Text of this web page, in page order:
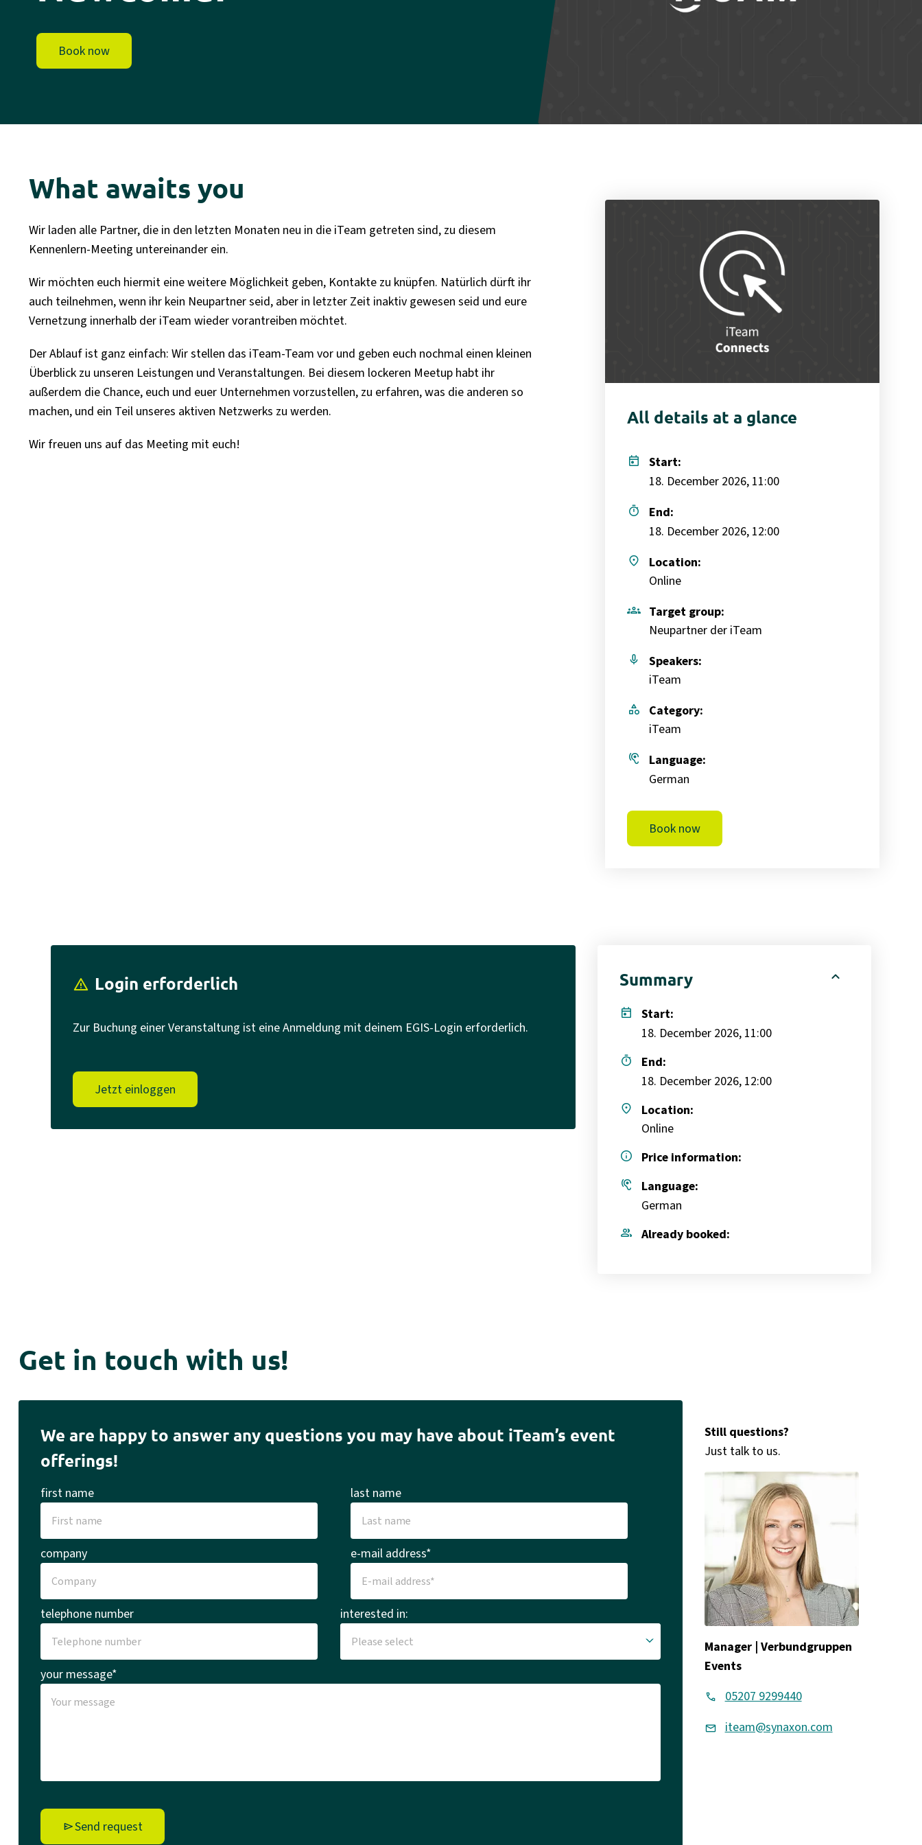
Book now
What awaits you
Wir laden alle Partner, die in den letzten Monaten neu in die iTeam getreten sind, zu diesem
Kennenlern-Meeting untereinander ein.
Wir möchten euch hiermit eine weitere Möglichkeit geben, Kontakte zu knüpfen. Natürlich dürft ihr
auch teilnehmen, wenn ihr kein Neupartner seid, aber in letzter Zeit inaktiv gewesen seid und eure
Vernetzung innerhalb der iTeam wieder vorantreiben möchtet.
Der Ablauf ist ganz einfach: Wir stellen das iTeam-Team vor und geben euch nochmal einen kleinen
Überblick zu unseren Leistungen und Veranstaltungen. Bei diesem lockeren Meetup habt ihr
außerdem die Chance, euch und euer Unternehmen vorzustellen, zu erfahren, was die anderen so
machen, und ein Teil unseres aktiven Netzwerks zu werden.
Wir freuen uns auf das Meeting mit euch!
All details at a glance
today
Start:
18. December 2026, 11:00
timer
End:
18. December 2026, 12:00
place
Location:
Online
groups Target group:
Neupartner der iTeam
mic
Speakers:
iTeam
category
Category:
iTeam
hearing
Language:
German
Book now
report_problem Login erforderlich
Zur Buchung einer Veranstaltung ist eine Anmeldung mit deinem EGIS-Login erforderlich.
Jetzt einloggen
Summary expand_less
today
Start:
18. December 2026, 11:00
timer
End:
18. December 2026, 12:00
place
Location:
Online
info
Price information:
hearing
Language:
German
group Already booked:
Get in touch with us!
We are happy to answer any questions you may have about iTeam’s event
offerings!
first name last name
company e-mail address*
telephone number interested in:
your message*
Send request
Still questions?
Just talk to us.
Manager | Verbundgruppen
Events
05207 9299440
iteam@synaxon.com